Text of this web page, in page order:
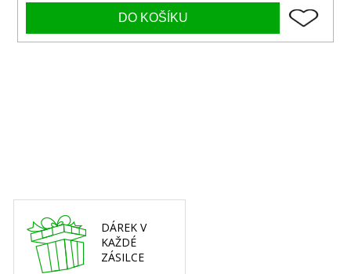
DÁREK V
KAŽDÉ
ZÁSILCE